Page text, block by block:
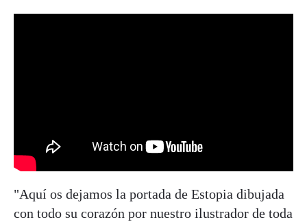
"Aquí os dejamos la portada de Estopia dibujada
con todo su corazón por nuestro ilustrador de toda